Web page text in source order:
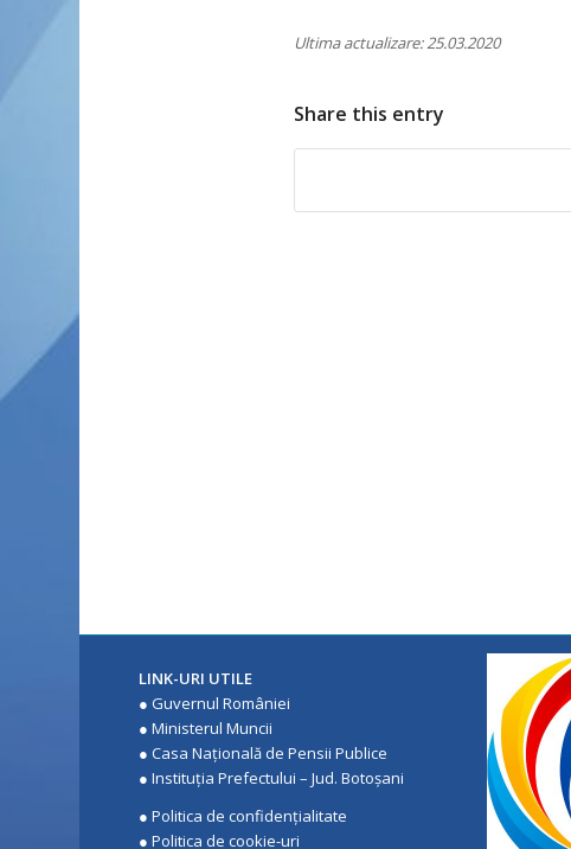
Ultima actualizare: 25.03.2020
Share this entry
LINK-URI UTILE
●Guvernul României
●Ministerul Muncii
●Casa Națională de Pensii Publice
●Instituţia Prefectului – Jud. Botoşani
●Politica de confidenţialitate
●Politica de cookie-uri